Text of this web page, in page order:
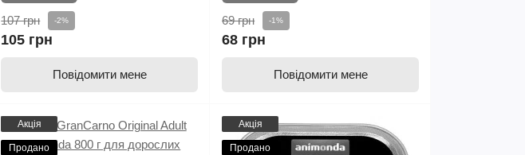
107 грн -2%
105 грн
Повідомити мене
69 грн -1%
68 грн
Повідомити мене
Акція
Продано
Акція
Продано